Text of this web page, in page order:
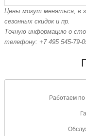
Цены могут меняться, в
сезонных скидок и пр.
Точную информацию о
телефону: +7 495 545-79-
Работаем